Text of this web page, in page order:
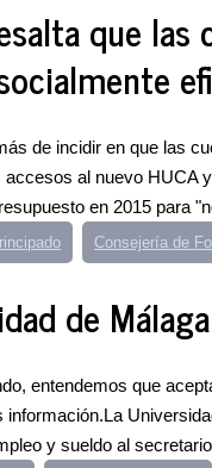
que las
de incidir en que las
al nuevo HUCA
en 2015 para
Consejería de
de
entendemos que
información.La
y sueldo al